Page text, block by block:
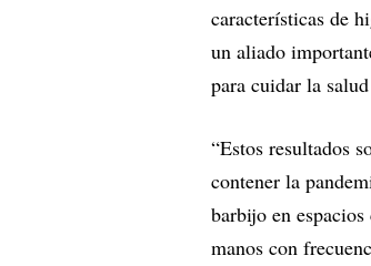
características de
un aliado
para cuidar la
“Estos resultados
contener la
barbijo en
manos con